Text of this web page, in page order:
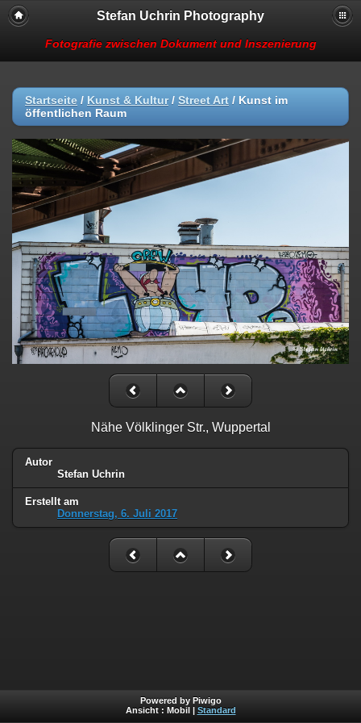
Stefan Uchrin Photography
Fotografie zwischen Dokument und Inszenierung
Startseite / Kunst & Kultur/ Street Art / Kunst im
öffentlichen Raum
Nähe Völklinger Str., Wuppertal
Autor
Stefan Uchrin
Erstellt am
Donnerstag, 6. Juli 2017
Powered by Piwigo
Ansicht : Mobil Standard